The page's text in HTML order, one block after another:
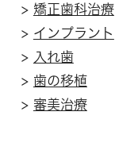
> 矯正歯科治療
> インプラント
> 入れ歯
> 歯の移植
> 審美治療